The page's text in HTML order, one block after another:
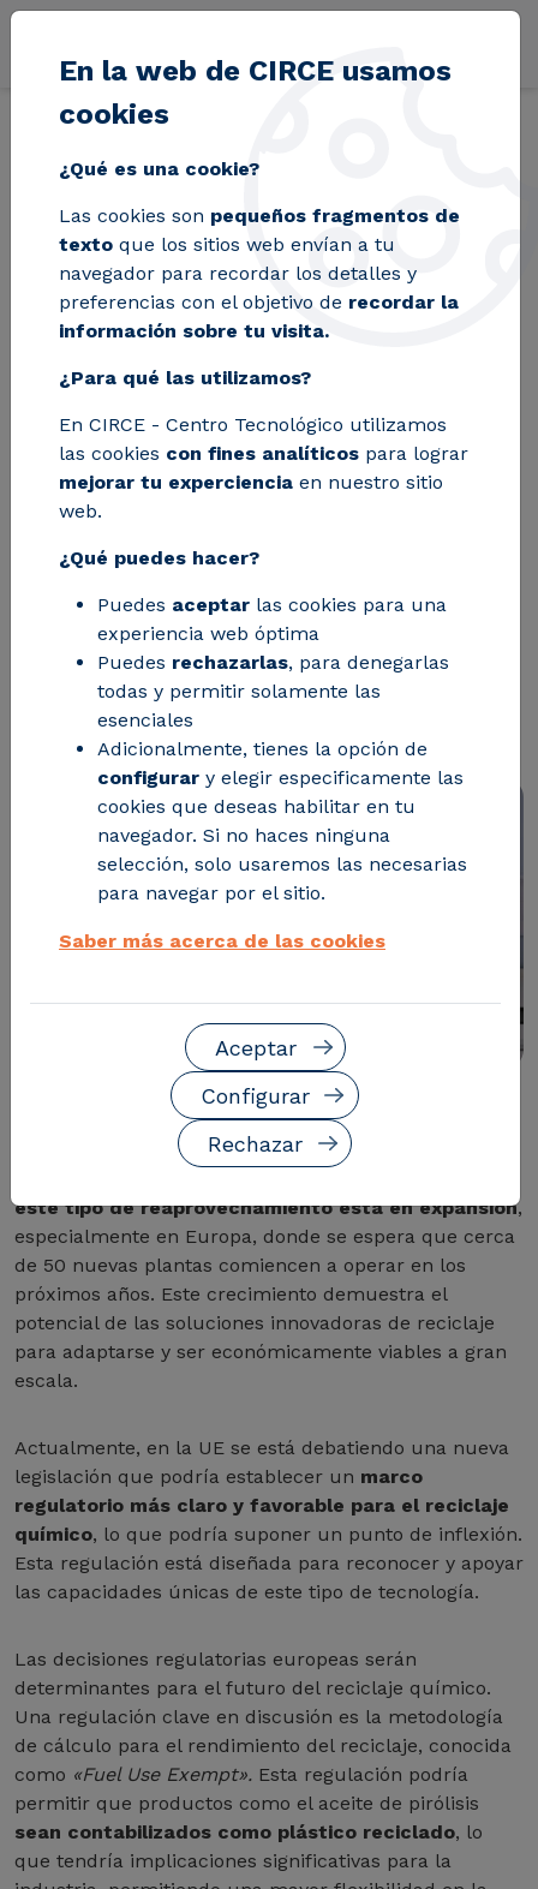
Pasar al contenido principal
Blog Impulso al reciclaje químico en la UE: nuevas
Impulso al reciclaje
químico en la UE:
nuevas regulaciones
y tecnologías
innovadoras
llevamos años explorando y apoyando
el desarrollo de tecnologías de
reciclaje químico como la solvólisis, la
pirólisis o la glicólisis asistidas por
microondas
El reciclaje químico está ganando un impulso
significativo como un pilar crucial para avanzar hacia
este tipo de reaprovechamiento está en expansión,
especialmente en Europa, donde se espera que cerca
de 50 nuevas plantas comiencen a operar en los
próximos años. Este crecimiento demuestra el
potencial de las soluciones innovadoras de reciclaje
para adaptarse y ser económicamente viables a gran
escala.
Actualmente, en la UE se está debatiendo una nueva
legislación que podría establecer un marco
regulatorio más claro y favorable para el reciclaje
químico, lo que podría suponer un punto de inflexión.
Esta regulación está diseñada para reconocer y apoyar
las capacidades únicas de este tipo de tecnología.
Las decisiones regulatorias europeas serán
determinantes para el futuro del reciclaje químico.
Una regulación clave en discusión es la metodología
de cálculo para el rendimiento del reciclaje, conocida
como «Fuel Use Exempt». Esta regulación podría
permitir que productos como el aceite de pirólisis
sean contabilizados como plástico reciclado, lo
que tendría implicaciones significativas para la
En la web de CIRCE usamos
cookies
¿Qué es una cookie?
Las cookies son pequeños fragmentos de
texto que los sitios web envían a tu
navegador para recordar los detalles y
preferencias con el objetivo de recordar la
información sobre tu visita.
¿Para qué las utilizamos?
En CIRCE - Centro Tecnológico utilizamos
las cookies con fines analíticos para lograr
mejorar tu experciencia en nuestro sitio
web.
¿Qué puedes hacer?
Puedes aceptar las cookies para una
experiencia web óptima
Puedes rechazarlas, para denegarlas
todas y permitir solamente las
esenciales
Adicionalmente, tienes la opción de
configurar y elegir especificamente las
cookies que deseas habilitar en tu
navegador. Si no haces ninguna
selección, solo usaremos las necesarias
para navegar por el sitio.
Saber más acerca de las cookies
Rechazar
Configurar
Aceptar